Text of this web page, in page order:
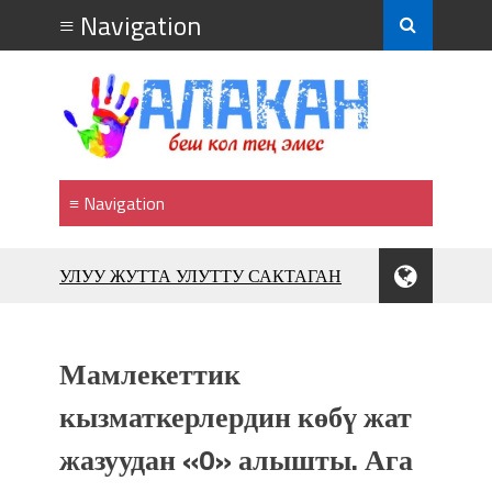
УЛУУ ЖУТТА УЛУТТУ САКТАГАН
фонтанов в Royal Central Park
Аида САЛЯНОВА: "Кыргыз шахмат
союзунун президенти болуп
шайланышым сыймык жана чоң
жоопкерчилик!"
Мамлекеттик
кызматкерлердин көбү жат
жазуудан «0» алышты. Ага